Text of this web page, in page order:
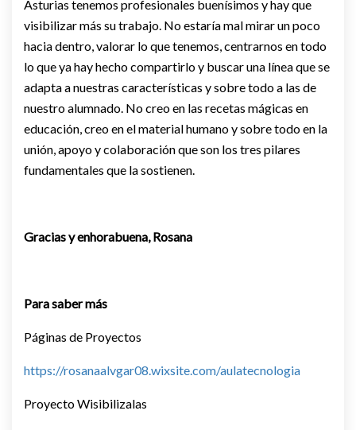
Asturias tenemos profesionales buenísimos y hay que
visibilizar más su trabajo. No estaría mal mirar un poco
hacia dentro, valorar lo que tenemos, centrarnos en todo
lo que ya hay hecho compartirlo y buscar una línea que se
adapta a nuestras características y sobre todo a las de
nuestro alumnado. No creo en las recetas mágicas en
educación, creo en el material humano y sobre todo en la
unión, apoyo y colaboración que son los tres pilares
fundamentales que la sostienen.
Gracias y enhorabuena, Rosana
Para saber más
Páginas de Proyectos
https://rosanaalvgar08.wixsite.com/aulatecnologia
Proyecto Wisibilizalas